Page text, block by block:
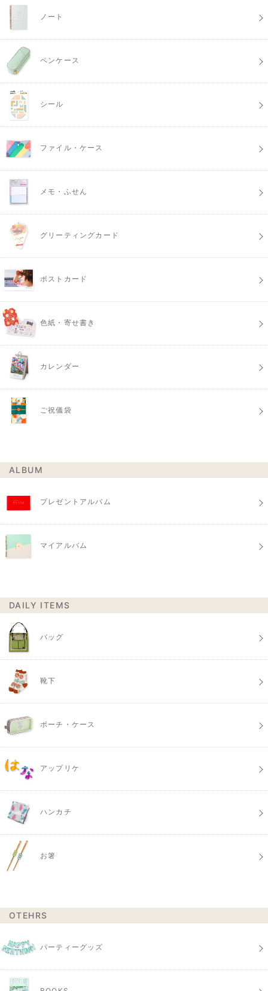
ノート
ペンケース
シール
ファイル・ケース
メモ・ふせん
グリーティングカード
ポストカード
色紙・寄せ書き
カレンダー
ご祝儀袋
ALBUM
プレゼントアルバム
マイアルバム
DAILY ITEMS
バッグ
靴下
ポーチ・ケース
アップリケ
ハンカチ
お箸
OTEHRS
パーティーグッズ